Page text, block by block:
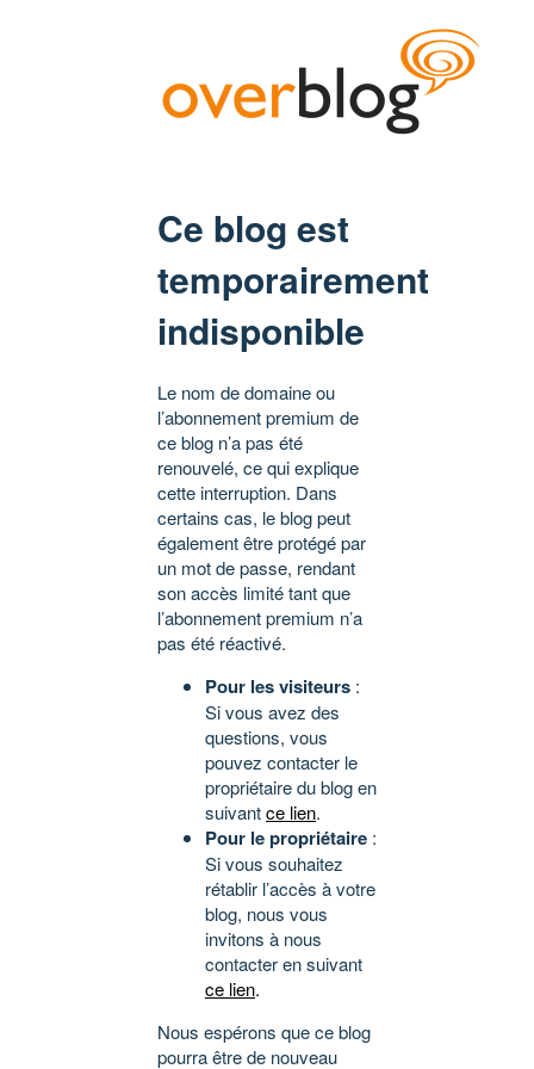
Ce blog est
temporairement
indisponible
Le nom de domaine ou
l’abonnement premium de
ce blog n’a pas été
renouvelé, ce qui explique
cette interruption. Dans
certains cas, le blog peut
également être protégé par
un mot de passe, rendant
son accès limité tant que
l’abonnement premium n’a
pas été réactivé.
Pour les visiteurs :
Si vous avez des
questions, vous
pouvez contacter le
propriétaire du blog en
suivantce lien.
Pour le propriétaire :
Si vous souhaitez
rétablir l’accès à votre
blog, nous vous
invitons à nous
contacter en suivant
ce lien.
Nous espérons que ce blog
pourra être de nouveau